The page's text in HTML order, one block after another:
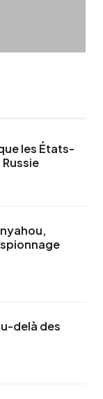
les États-
delà des